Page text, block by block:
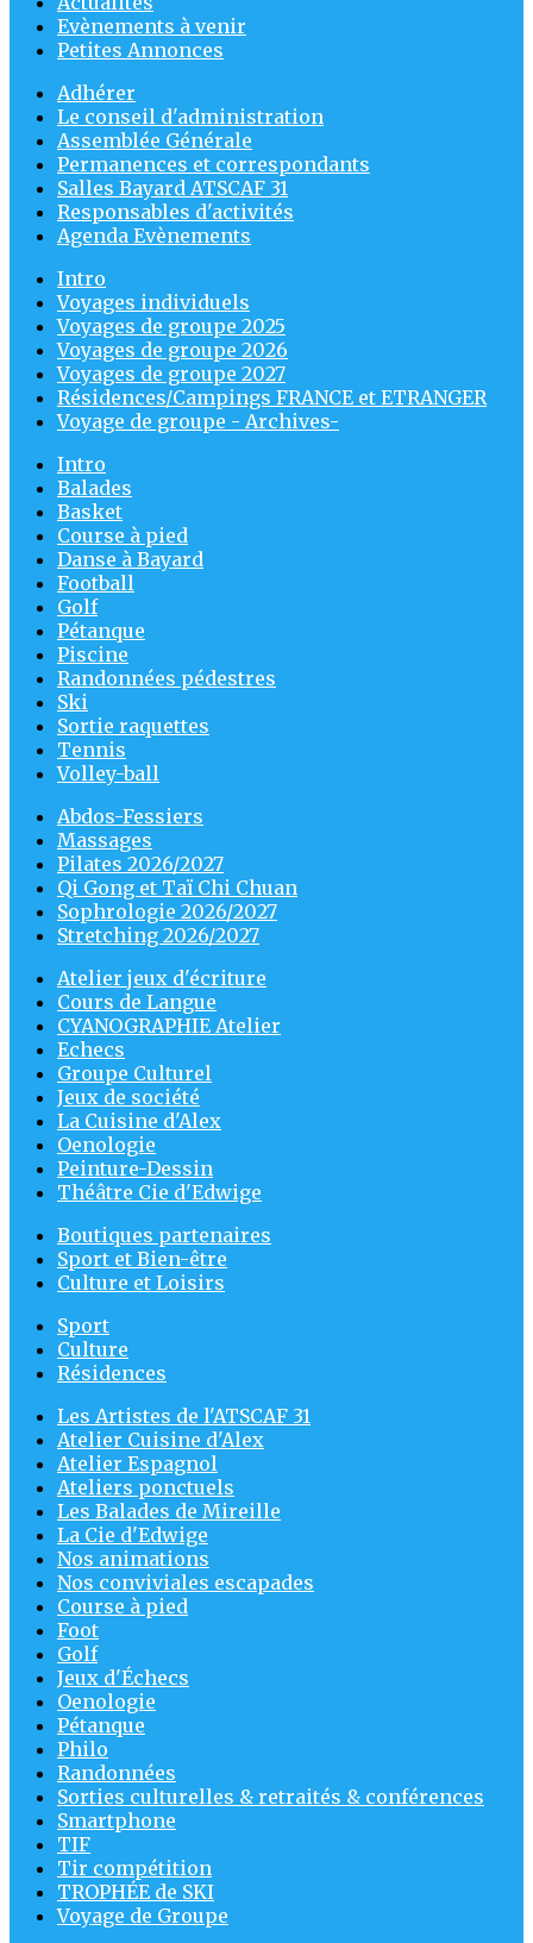
Evènements à venir
Petites Annonces
Adhérer
Le conseil d'administration
Assemblée Générale
Permanences et correspondants
Salles Bayard ATSCAF 31
Responsables d'activités
Agenda Evènements
Intro
Voyages individuels
Voyages de groupe 2025
Voyages de groupe 2026
Voyages de groupe 2027
Résidences/Campings FRANCE et ETRANGER
Voyage de groupe - Archives-
Intro
Balades
Basket
Course à pied
Danse à Bayard
Football
Golf
Pétanque
Piscine
Randonnées pédestres
Ski
Sortie raquettes
Tennis
Volley-ball
Abdos-Fessiers
Massages
Pilates 2026/2027
Qi Gong et Taï Chi Chuan
Sophrologie 2026/2027
Stretching 2026/2027
Atelier jeux d'écriture
Cours de Langue
CYANOGRAPHIE Atelier
Echecs
Groupe Culturel
Jeux de société
La Cuisine d'Alex
Oenologie
Peinture-Dessin
Théâtre Cie d'Edwige
Boutiques partenaires
Sport et Bien-être
Culture et Loisirs
Sport
Culture
Résidences
Les Artistes de l'ATSCAF 31
Atelier Cuisine d'Alex
Atelier Espagnol
Ateliers ponctuels
Les Balades de Mireille
La Cie d'Edwige
Nos animations
Nos conviviales escapades
Course à pied
Foot
Golf
Jeux d'Échecs
Oenologie
Pétanque
Philo
Randonnées
Sorties culturelles & retraités & conférences
Smartphone
TIF
Tir compétition
TROPHÉE de SKI
Voyage de Groupe